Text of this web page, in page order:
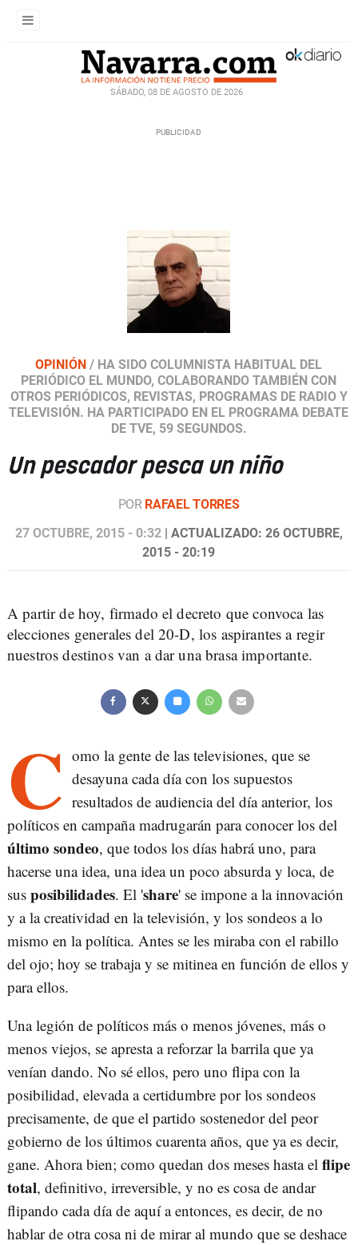
SÁBADO, 08 DE AGOSTO DE 2026
OPINIÓN / HA SIDO COLUMNISTA HABITUAL DEL
PERIÓDICO EL MUNDO, COLABORANDO TAMBIÉN CON
OTROS PERIÓDICOS, REVISTAS, PROGRAMAS DE RADIO Y
TELEVISIÓN. HA PARTICIPADO EN EL PROGRAMA DEBATE
DE TVE, 59 SEGUNDOS.
Un pescador pesca un niño
POR RAFAEL TORRES
27 OCTUBRE, 2015 - 0:32| ACTUALIZADO: 26 OCTUBRE,
2015 - 20:19
A partir de hoy, firmado el decreto que convoca las
elecciones generales del 20-D, los aspirantes a regir
nuestros destinos van a dar una brasa importante.
C omo la gente de las televisiones, que se
desayuna cada día con los supuestos
resultados de audiencia del día anterior, los
políticos en campaña madrugarán para conocer los del
último sondeo, que todos los días habrá uno, para
hacerse una idea, una idea un poco absurda y loca, de
sus posibilidades. El 'share' se impone a la innovación
y a la creatividad en la televisión, y los sondeos a lo
mismo en la política. Antes se les miraba con el rabillo
del ojo; hoy se trabaja y se mitinea en función de ellos y
para ellos.
Una legión de políticos más o menos jóvenes, más o
menos viejos, se apresta a reforzar la barrila que ya
venían dando. No sé ellos, pero uno flipa con la
posibilidad, elevada a certidumbre por los sondeos
precisamente, de que el partido sostenedor del peor
gobierno de los últimos cuarenta años, que ya es decir,
gane. Ahora bien; como quedan dos meses hasta el flipe
total, definitivo, irreversible, y no es cosa de andar
flipando cada día de aquí a entonces, es decir, de no
hablar de otra cosa ni de mirar al mundo que se deshace